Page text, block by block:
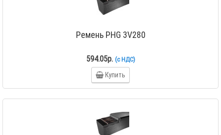
Ремень PHG 3V280
594.05р. (с НДС)
Купить